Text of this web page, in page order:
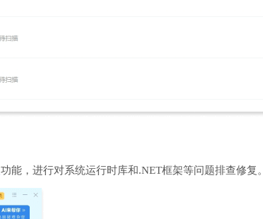
功能，进行对系统运行时库和.NET框架等问题排查修复。